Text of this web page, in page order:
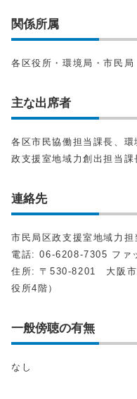
関係所属
各区役所・環境局・市民局
主な出席者
各区市民協働担当課長、
政支援室地域力創出担当課
連絡先
市民局区政支援室地域力
電話: 06-6208-7305 ファ
住所: 〒530-8201 大阪市
役所4階）
一般傍聴の有無
なし